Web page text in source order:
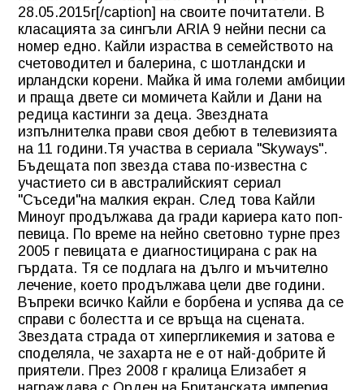
28.05.2015г[/caption] на своите почитатели. В
класацията за сингъли ARIA 9 нейни песни са
номер едно. Кайли израства в семейството на
счетоводител и балерина, с шотландски и
ирландски корени. Майка й има големи амбиции
и праща двете си момичета Кайли и Дани на
редица кастинги за деца. Звездната
изпълнителка прави своя дебют в телевизията
на 11 години.Тя участва в сериала "Skyways".
Бъдещата поп звезда става по-известна с
участието си в австралийският сериал
"Съседи"на малкия екран. След това Кайли
Миноуг продължава да гради кариера като поп-
певица. По време на нейно световно турне през
2005 г певицата е диагностицирана с рак на
гърдата. Тя се подлага на дълго и мъчително
лечение, което продължава цели две години.
Въпреки всичко Кайли е борбена и успява да се
справи с болестта и се връща на сцената.
Звездата страда от хипергликемия и затова е
споделяла, че захарта не е от най-добрите й
приятели. През 2008 г кралица Елизабет я